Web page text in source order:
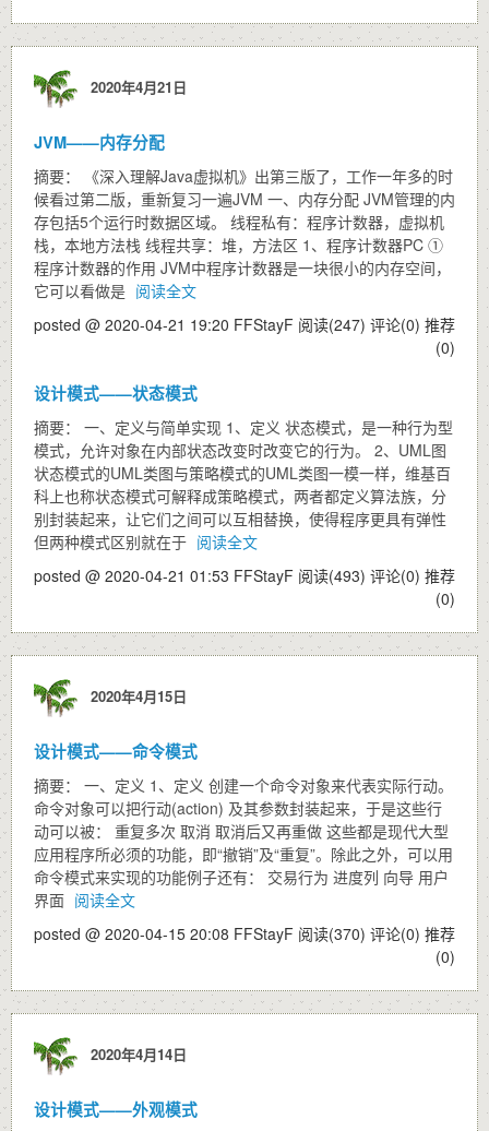
2020年4月21日
JVM——内存分配
摘要： 《深入理解Java虚拟机》出第三版了，工作一年多的时
候看过第二版，重新复习一遍JVM 一、内存分配 JVM管理的内
存包括5个运行时数据区域。 线程私有：程序计数器，虚拟机
栈，本地方法栈 线程共享：堆，方法区 1、程序计数器PC ①
程序计数器的作用 JVM中程序计数器是一块很小的内存空间，
它可以看做是 阅读全文
posted @ 2020-04-21 19:20 FFStayF 阅读(247) 评论(0) 推荐
(0)
设计模式——状态模式
摘要： 一、定义与简单实现 1、定义 状态模式，是一种行为型
模式，允许对象在内部状态改变时改变它的行为。 2、UML图
状态模式的UML类图与策略模式的UML类图一模一样，维基百
科上也称状态模式可解释成策略模式，两者都定义算法族，分
别封装起来，让它们之间可以互相替换，使得程序更具有弹性
但两种模式区别就在于 阅读全文
posted @ 2020-04-21 01:53 FFStayF 阅读(493) 评论(0) 推荐
(0)
2020年4月15日
设计模式——命令模式
摘要： 一、定义 1、定义 创建一个命令对象来代表实际行动。
命令对象可以把行动(action) 及其参数封装起来，于是这些行
动可以被： 重复多次 取消 取消后又再重做 这些都是现代大型
应用程序所必须的功能，即“撤销”及“重复”。除此之外，可以用
命令模式来实现的功能例子还有： 交易行为 进度列 向导 用户
界面 阅读全文
posted @ 2020-04-15 20:08 FFStayF 阅读(370) 评论(0) 推荐
(0)
2020年4月14日
设计模式——外观模式